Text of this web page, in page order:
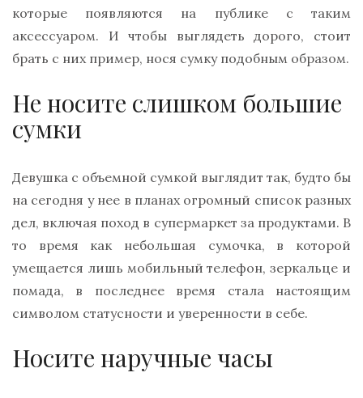
которые появляются на публике с таким
аксессуаром. И чтобы выглядеть дорого, стоит
брать с них пример, нося сумку подобным образом.
Не носите слишком большие
сумки
Девушка с объемной сумкой выглядит так, будто бы
на сегодня у нее в планах огромный список разных
дел, включая поход в супермаркет за продуктами. В
то время как небольшая сумочка, в которой
умещается лишь мобильный телефон, зеркальце и
помада, в последнее время стала настоящим
символом статусности и уверенности в себе.
Носите наручные часы